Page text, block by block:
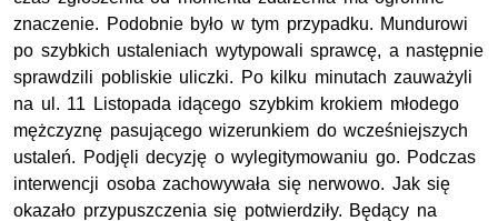
znaczenie. Podobnie było w tym przypadku. Mundurowi
po szybkich ustaleniach wytypowali sprawcę, a następnie
sprawdzili pobliskie uliczki. Po kilku minutach zauważyli
na ul. 11 Listopada idącego szybkim krokiem młodego
mężczyznę pasującego wizerunkiem do wcześniejszych
ustaleń. Podjęli decyzję o wylegitymowaniu go. Podczas
interwencji osoba zachowywała się nerwowo. Jak się
okazało przypuszczenia się potwierdziły. Będący na